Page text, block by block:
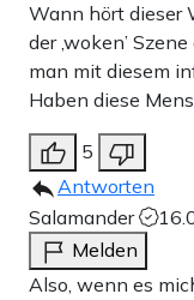
Wann hört dieser
der ‚woken’
man mit diesem
Haben diese
5
Antworten
Salamander
Melden
Also, wenn es